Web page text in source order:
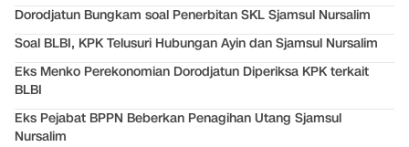
Dorodjatun Bungkam soal Penerbitan SKL Sjamsul Nursalim
Soal BLBI, KPK Telusuri Hubungan Ayin dan Sjamsul Nursalim
Eks Menko Perekonomian Dorodjatun Diperiksa KPK terkait
BLBI
Eks Pejabat BPPN Beberkan Penagihan Utang Sjamsul
Nursalim